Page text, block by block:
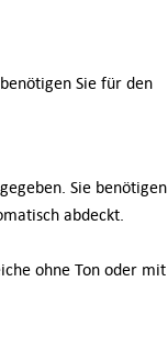
Sie für den
Sie benötigen
abdeckt.
ohne Ton oder mit